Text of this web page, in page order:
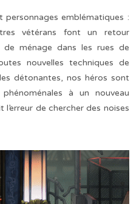
emblématiques :
vétérans font un retour
ménage dans les rues de
nouvelles techniques de
détonantes, nos héros sont
à un nouveau
de chercher des noises